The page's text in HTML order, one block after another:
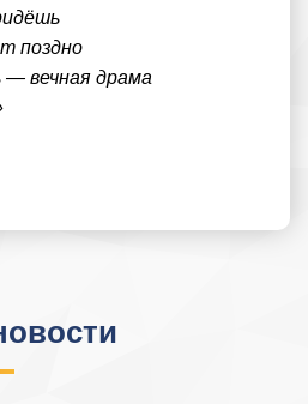
поздно
— вечная драма